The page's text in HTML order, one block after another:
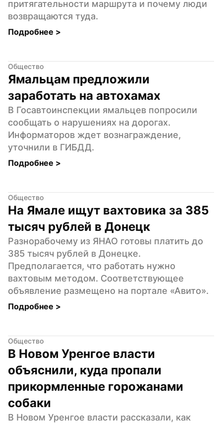
притягательности маршрута и почему люди
возвращаются туда.
Подробнее >
Общество
Ямальцам предложили
заработать на автохамах
В Госавтоинспекции ямальцев попросили
сообщать о нарушениях на дорогах.
Информаторов ждет вознаграждение,
уточнили в ГИБДД.
Подробнее >
Общество
На Ямале ищут вахтовика за 385
тысяч рублей в Донецк
Разнорабочему из ЯНАО готовы платить до
385 тысяч рублей в Донецке.
Предполагается, что работать нужно
вахтовым методом. Соответствующее
объявление размещено на портале «Авито».
Подробнее >
Общество
В Новом Уренгое власти
объяснили, куда пропали
прикормленные горожанами
собаки
В Новом Уренгое власти рассказали, как